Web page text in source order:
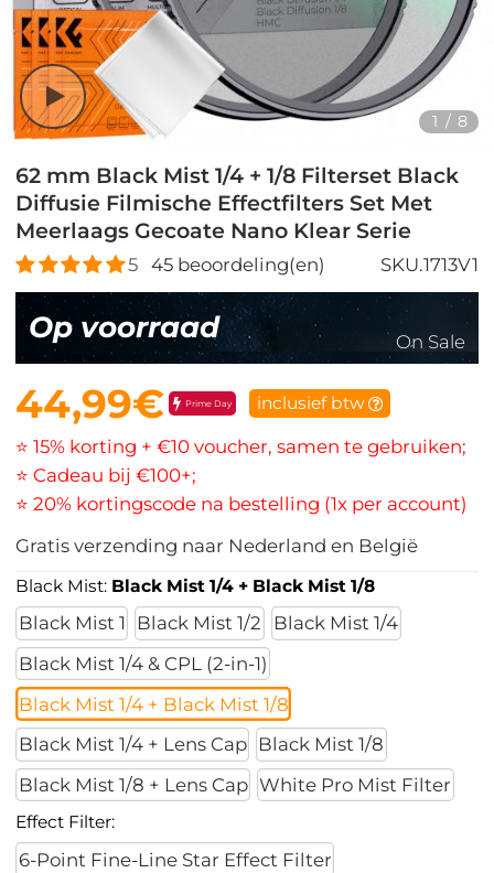
1 / 8
62 mm Black Mist 1/4 + 1/8 Filterset Black
Diffusie Filmische Effectfilters Set Met
Meerlaags Gecoate Nano Klear Serie
5 45beoordeling(en) SKU.1713V1
Op voorraad On Sale
44,99€ Prime Day inclusief btw
⭐ 15% korting + €10 voucher, samen te gebruiken;
⭐ Cadeau bij €100+;
⭐ 20% kortingscode na bestelling (1x per account)
Gratis verzending naar Nederland en België
Black Mist: Black Mist 1/4 + Black Mist 1/8
Black Mist 1 Black Mist 1/2
Black Mist 1/4
Black Mist 1/4 & CPL (2-in-1)
Black Mist 1/4 + Black Mist 1/8
Black Mist 1/4 + Lens Cap
Black Mist 1/8
Black Mist 1/8 + Lens Cap White Pro Mist Filter
Effect Filter:
6-Point Fine-Line Star Effect Filter